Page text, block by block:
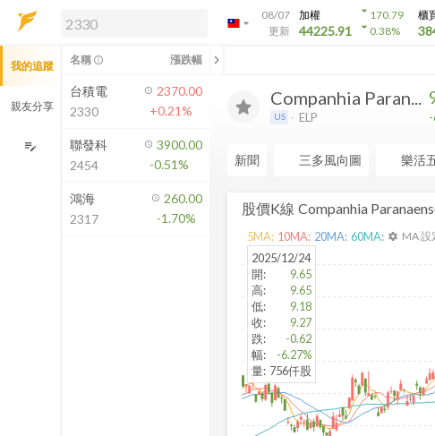
arrow_drop_down
08/07
更新
加權
44225.91
arrow_drop_down170.79
arrow_drop_down0.38%
櫃
解鎖即時行情及進階功能
方案」，即可解鎖以下功能：
即時行情
即時市況與排行
成交金額熱力圖
前往方案訂閱
如何綁定合作券商
Companhia Paran...
US ELP
新聞 三多風向圖 樂活
股價K線 Companhia
2025/12/24
開:
9.65
高:
9.65
低:
9.18
收:
9.27
跌:
-0.62
幅:
-6.27%
量: 756仟股
5MA: 10MA: 20MA: 60MA: settings MA 設
我的追蹤
親友分享
edit_note
名稱 info_outline 漲跌幅 chevron_left
台積電
2330
2370.00
+0.21%
聯發科
2454
3900.00
-0.51%
鴻海
2317
260.00
-1.70%